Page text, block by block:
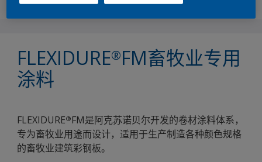
FLEXIDURE®FM畜牧业专用
涂料
FLEXIDURE®FM是阿克苏诺贝尔开发的卷材涂料体系，
专为畜牧业用途而设计，适用于生产制造各种颜色规格
的畜牧业建筑彩钢板。